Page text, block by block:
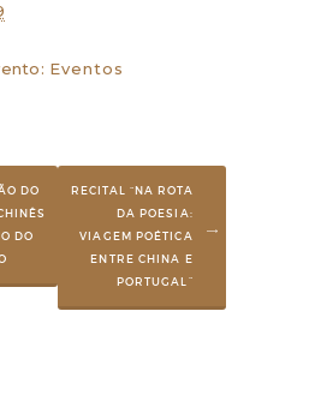
Eventos
DO
DO
RECITAL “NA ROTA
DA POESIA:
VIAGEM POÉTICA
ENTRE CHINA E
PORTUGAL”